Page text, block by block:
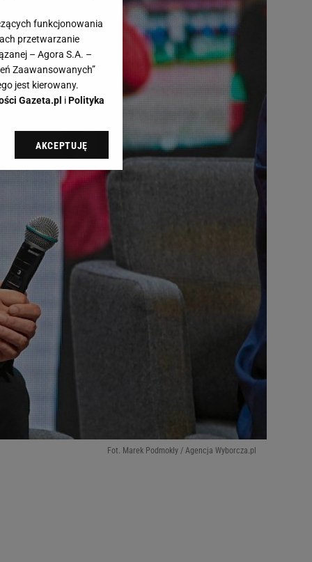
Fot. Marek Podmokły / Agencja Wyborcza.pl
funkcjonowania
przetwarzanie
– Agora S.A. –
Zaawansowanych”
jest kierowany.
Gazeta.pl iPolityka
sp. z o.o., jej
swoje preferencje
danych poprzez
Zmiana ustawień
celów identyfikacji.
reklam i treści,
AKCEPTUJĘ